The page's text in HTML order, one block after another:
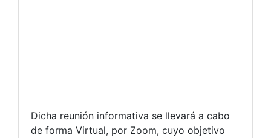
Dicha reunión informativa se llevará a cabo
de forma Virtual, por Zoom, cuyo objetivo